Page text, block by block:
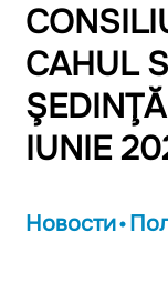
CAHUL
IUNIE
Новости